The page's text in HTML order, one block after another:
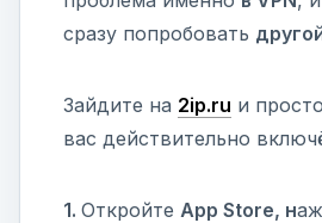
сразу попробовать
Зайдите на 2ip.ru и
вас действительно
1. Откройте App Store, н